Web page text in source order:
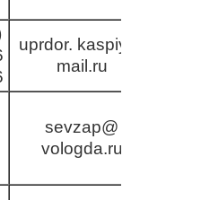
uprdor. kaspiy@
mail.ru
sevzap@
vologda.ru